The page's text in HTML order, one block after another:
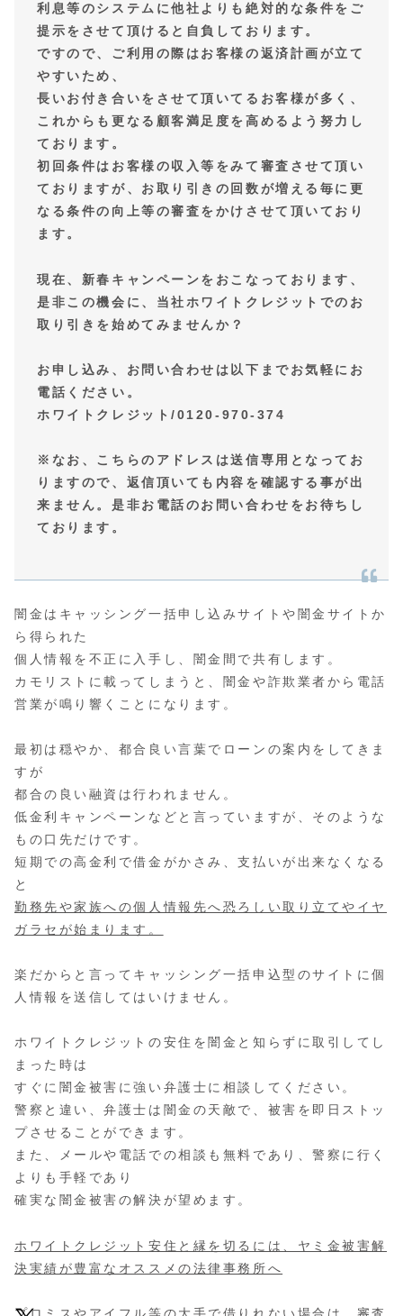
利息等のシステムに他社よりも絶対的な条件をご
提示をさせて頂けると自負しております。
ですので、ご利用の際はお客様の返済計画が立て
やすいため、
長いお付き合いをさせて頂いてるお客様が多く、
これからも更なる顧客満足度を高めるよう努力し
ております。
初回条件はお客様の収入等をみて審査させて頂い
ておりますが、お取り引きの回数が増える毎に更
なる条件の向上等の審査をかけさせて頂いており
ます。
現在、新春キャンペーンをおこなっております、
是非この機会に、当社ホワイトクレジットでのお
取り引きを始めてみませんか？
お申し込み、お問い合わせは以下までお気軽にお
電話ください。
ホワイトクレジット/0120-970-374
※なお、こちらのアドレスは送信専用となってお
りますので、返信頂いても内容を確認する事が出
来ません。是非お電話のお問い合わせをお待ちし
ております。
闇金はキャッシング一括申し込みサイトや闇金サイトか
ら得られた
個人情報を不正に入手し、闇金間で共有します。
カモリストに載ってしまうと、闇金や詐欺業者から電話
営業が鳴り響くことになります。
最初は穏やか、都合良い言葉でローンの案内をしてきま
すが
都合の良い融資は行われません。
低金利キャンペーンなどと言っていますが、そのような
もの口先だけです。
短期での高金利で借金がかさみ、支払いが出来なくなる
と
勤務先や家族への個人情報先へ恐ろしい取り立てやイヤ
ガラセが始まります。
楽だからと言ってキャッシング一括申込型のサイトに個
人情報を送信してはいけません。
ホワイトクレジットの安住を闇金と知らずに取引してし
まった時は
すぐに闇金被害に強い弁護士に相談してください。
警察と違い、弁護士は闇金の天敵で、被害を即日ストッ
プさせることができます。
また、メールや電話での相談も無料であり、警察に行く
よりも手軽であり
確実な闇金被害の解決が望めます。
ホワイトクレジット安住と縁を切るには、ヤミ金被害解
決実績が豊富なオススメの法律事務所へ
プロミスやアイフル等の大手で借りれない場合は、審査